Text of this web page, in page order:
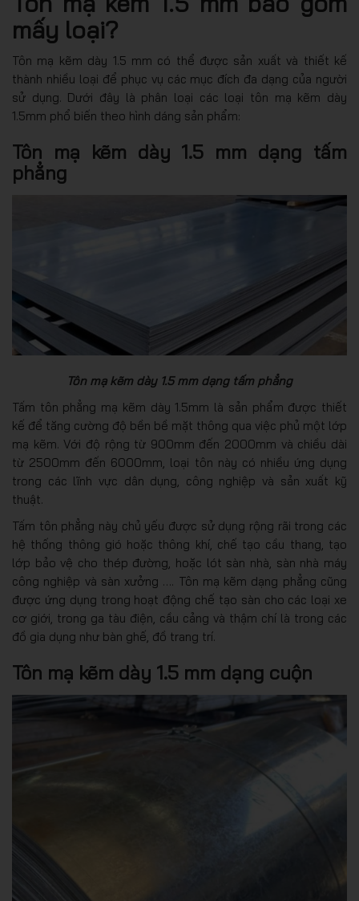
mấy loại?
Tôn mạ kẽm dày 1.5 mm có thể được sản xuất và thiết kế
thành nhiều loại để phục vụ các mục đích đa dạng của người
sử dụng. Dưới đây là phân loại các loại tôn mạ kẽm dày
1.5mm phổ biến theo hình dáng sản phẩm:
Tôn mạ kẽm dày 1.5 mm dạng tấm
phẳng
Tôn mạ kẽm dày 1.5 mm dạng tấm phẳng
Tấm tôn phẳng mạ kẽm dày 1.5mm là sản phẩm được thiết
kế để tăng cường độ bền bề mặt thông qua việc phủ một lớp
mạ kẽm. Với độ rộng từ 900mm đến 2000mm và chiều dài
từ 2500mm đến 6000mm, loại tôn này có nhiều ứng dụng
trong các lĩnh vực dân dụng, công nghiệp và sản xuất kỹ
thuật.
Tấm tôn phẳng này chủ yếu được sử dụng rộng rãi trong các
hệ thống thông gió hoặc thông khí, chế tạo cầu thang, tạo
lớp bảo vệ cho thép đường, hoặc lót sàn nhà, sàn nhà máy
công nghiệp và sàn xưởng …. Tôn mạ kẽm dạng phẳng cũng
được ứng dụng trong hoạt động chế tạo sàn cho các loại xe
cơ giới, trong ga tàu điện, cầu cảng và thậm chí là trong các
đồ gia dụng như bàn ghế, đồ trang trí.
Tôn mạ kẽm dày 1.5 mm dạng cuộn